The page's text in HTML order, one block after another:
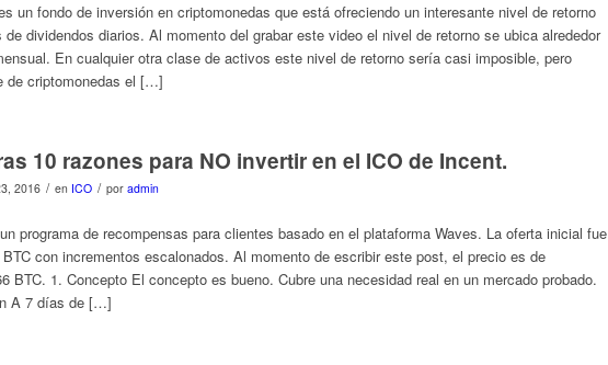
un fondo de inversión en criptomonedas que está ofreciendo un interesante nivel de retorno
de dividendos diarios. Al momento del grabar este video el nivel de retorno se ubica alrededor
En cualquier otra clase de activos este nivel de retorno sería casi imposible, pero
de criptomonedas el […]
10 razones para NO invertir en el ICO de Incent.
2016 / en ICO / por admin
programa de recompensas para clientes basado en el plataforma Waves. La oferta inicial fue
con incrementos escalonados. Al momento de escribir este post, el precio es de
BTC. 1. Concepto El concepto es bueno. Cubre una necesidad real en un mercado probado.
A 7 días de […]